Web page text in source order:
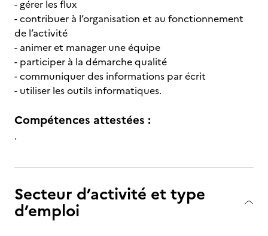
- gérer les flux
- contribuer à l’organisation et au fonctionnement
de l’activité
- animer et manager une équipe
- participer à la démarche qualité
- communiquer des informations par écrit
- utiliser les outils informatiques.
Compétences attestées :
.
Secteur d’activité et type
d’emploi